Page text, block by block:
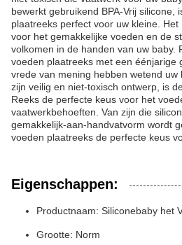
bewerkt gebruikend BPA-Vrij silicone,
plaatreeks perfect voor uw kleine.
voor het gemakkelijke voeden en de
volkomen in de handen van uw baby.
voeden plaatreeks met een éénjarige
vrede van mening hebben wetend uw
zijn veilig en niet-toxisch ontwerp, is
Reeks de perfecte keus voor het
vaatwerkbehoeften. Van zijn die
gemakkelijk-aan-handvatvorm wordt
voeden plaatreeks de perfecte keus
Eigenschappen:
Productnaam: Siliconebaby het
Grootte: Norm